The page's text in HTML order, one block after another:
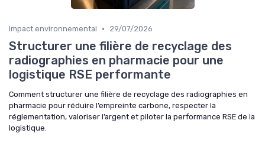
Impact environnemental • 29/07/2026
Structurer une filière de recyclage des
radiographies en pharmacie pour une
logistique RSE performante
Comment structurer une filière de recyclage des radiographies en
pharmacie pour réduire l’empreinte carbone, respecter la
réglementation, valoriser l’argent et piloter la performance RSE de la
logistique.